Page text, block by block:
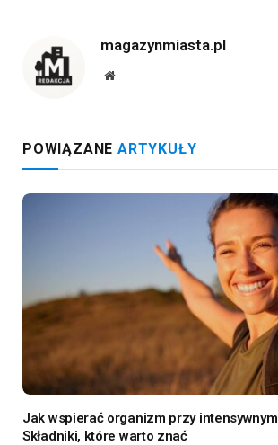
magazynmiasta.pl
Website
POWIĄZANE ARTYKUŁY
Jak wspierać organizm przy
Składniki, które warto znać